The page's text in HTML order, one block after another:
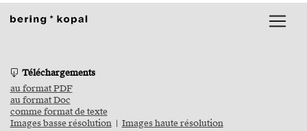
Téléchargements
au format PDF
au format Doc
comme format de texte
Images basse résolution| Images haute résolution